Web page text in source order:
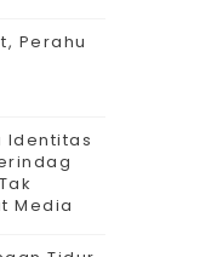
Perahu
Identitas
Media